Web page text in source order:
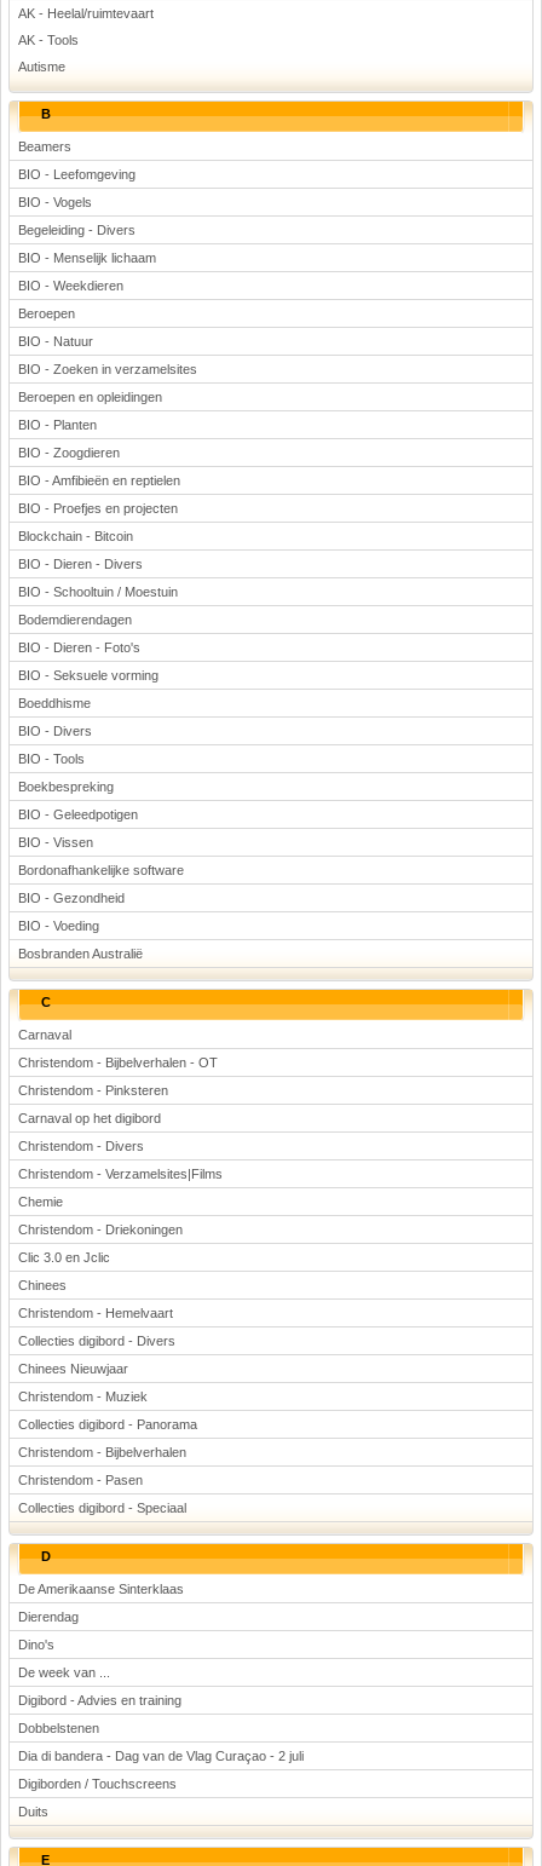
AK - Heelal/ruimtevaart
AK - Tools
Autisme
B
Beamers
BIO - Leefomgeving
BIO - Vogels
Begeleiding - Divers
BIO - Menselijk lichaam
BIO - Weekdieren
Beroepen
BIO - Natuur
BIO - Zoeken in verzamelsites
Beroepen en opleidingen
BIO - Planten
BIO - Zoogdieren
BIO - Amfibieën en reptielen
BIO - Proefjes en projecten
Blockchain - Bitcoin
BIO - Dieren - Divers
BIO - Schooltuin / Moestuin
Bodemdierendagen
BIO - Dieren - Foto's
BIO - Seksuele vorming
Boeddhisme
BIO - Divers
BIO - Tools
Boekbespreking
BIO - Geleedpotigen
BIO - Vissen
Bordonafhankelijke software
BIO - Gezondheid
BIO - Voeding
Bosbranden Australië
C
Carnaval
Christendom - Bijbelverhalen - OT
Christendom - Pinksteren
Carnaval op het digibord
Christendom - Divers
Christendom - Verzamelsites|Films
Chemie
Christendom - Driekoningen
Clic 3.0 en Jclic
Chinees
Christendom - Hemelvaart
Collecties digibord - Divers
Chinees Nieuwjaar
Christendom - Muziek
Collecties digibord - Panorama
Christendom - Bijbelverhalen
Christendom - Pasen
Collecties digibord - Speciaal
D
De Amerikaanse Sinterklaas
Dierendag
Dino's
De week van ...
Digibord - Advies en training
Dobbelstenen
Dia di bandera - Dag van de Vlag Curaçao - 2 juli
Digiborden / Touchscreens
Duits
E